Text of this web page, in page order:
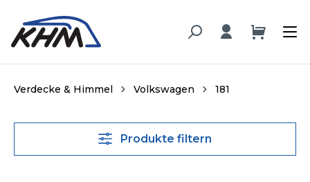
springen
Verdecke & Himmel Volkswagen 181
Produkte filtern